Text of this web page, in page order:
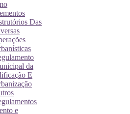
Das
da
E
e